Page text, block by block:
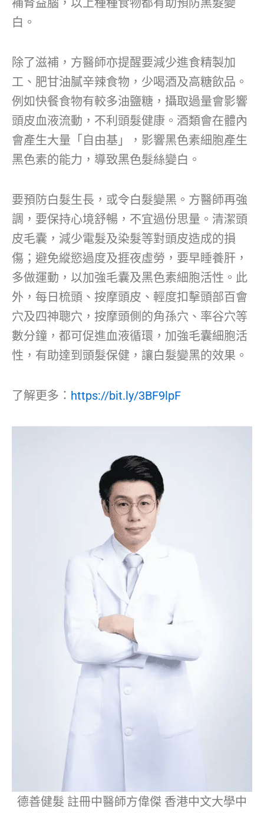
白。
除了滋補，方醫師亦提醒要減少進食精製加
工、肥甘油膩辛辣食物，少喝酒及高糖飲品。
例如快餐食物有較多油鹽糖，攝取過量會影響
頭皮血液流動，不利頭髮健康。酒類會在體內
會產生大量「自由基」，影響黑色素細胞產生
黑色素的能力，導致黑色髮絲變白。
要預防白髮生長，或令白髮變黑。方醫師再強
調，要保持心境舒暢，不宜過份思量。清潔頭
皮毛囊，減少電髮及染髮等對頭皮造成的損
傷；避免縱慾過度及捱夜虛勞，要早睡養肝，
多做運動，以加強毛囊及黑色素細胞活性。此
外，每日梳頭、按摩頭皮、輕度扣擊頭部百會
穴及四神聰穴，按摩頭側的角孫穴、率谷穴等
數分鐘，都可促進血液循環，加強毛囊細胞活
性，有助達到頭髮保健，讓白髮變黑的效果。
了解更多： https://bit.ly/3BF9lpF
德善健髮 註冊中醫師方偉傑 香港中文大學中